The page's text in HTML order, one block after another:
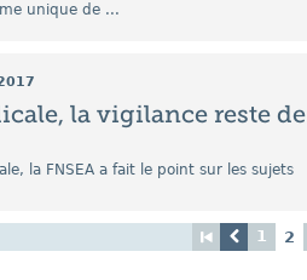
unique de ...
la vigilance reste de
la FNSEA a fait le point sur les sujets
1 2